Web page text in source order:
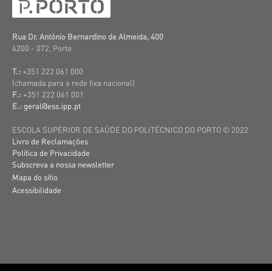
Rua Dr. António Bernardino de Almeida, 400
4200 - 072, Porto
T.: +351 222 061 000
(chamada para a rede fixa nacional)
F.: +351 222 061 001
E.: geral@ess.ipp.pt
ESCOLA SUPERIOR DE SAÚDE DO POLITÉCNICO DO PORTO © 2022
Livro de Reclamações
Política de Privacidade
Subscreva a nossa newsletter
Mapa do sítio
Acessibilidade